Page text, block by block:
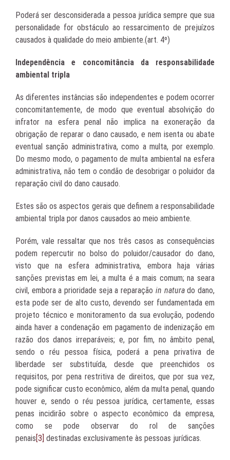
Poderá ser desconsiderada a pessoa jurídica sempre que sua
personalidade for obstáculo ao ressarcimento de prejuízos
causados à qualidade do meio ambiente.(art. 4º)
Independência e concomitância da responsabilidade
ambiental tripla
As diferentes instâncias são independentes e podem ocorrer
concomitantemente, de modo que eventual absolvição do
infrator na esfera penal não implica na exoneração da
obrigação de reparar o dano causado, e nem isenta ou abate
eventual sanção administrativa, como a multa, por exemplo.
Do mesmo modo, o pagamento de multa ambiental na esfera
administrativa, não tem o condão de desobrigar o poluidor da
reparação civil do dano causado.
Estes são os aspectos gerais que definem a responsabilidade
ambiental tripla por danos causados ao meio ambiente.
Porém, vale ressaltar que nos três casos as consequências
podem repercutir no bolso do poluidor/causador do dano,
visto que na esfera administrativa, embora haja várias
sanções previstas em lei, a multa é a mais comum; na seara
civil, embora a prioridade seja a reparação in naturado dano,
esta pode ser de alto custo, devendo ser fundamentada em
projeto técnico e monitoramento da sua evolução, podendo
ainda haver a condenação em pagamento de indenização em
razão dos danos irreparáveis; e, por fim, no âmbito penal,
sendo o réu pessoa física, poderá a pena privativa de
liberdade ser substituída, desde que preenchidos os
requisitos, por pena restritiva de direitos, que por sua vez,
pode significar custo econômico, além da multa penal, quando
houver e, sendo o réu pessoa jurídica, certamente, essas
penas incidirão sobre o aspecto econômico da empresa,
como se pode observar do rol de sanções
penais[3] destinadas exclusivamente às pessoas jurídicas.